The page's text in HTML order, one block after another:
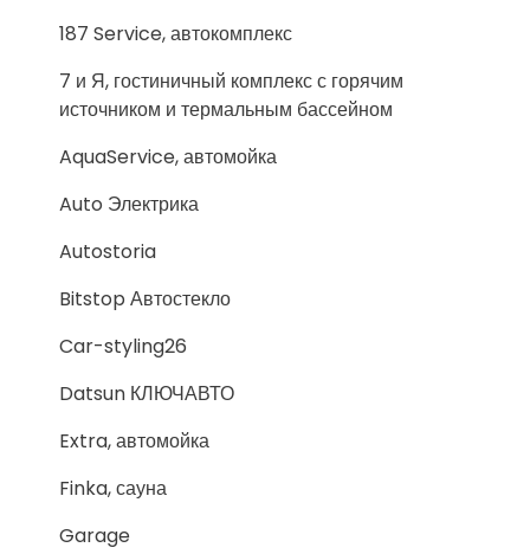
187 Service, автокомплекс
7 и Я, гостиничный комплекс с горячим
источником и термальным бассейном
AquaService, автомойка
Auto Электрика
Autostoria
Bitstop Автостекло
Car-styling26
Datsun КЛЮЧАВТО
Extra, автомойка
Finka, сауна
Garage